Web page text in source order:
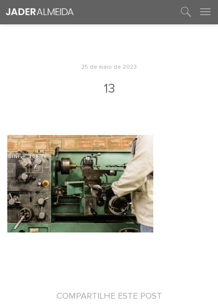
25 de maio de 2023
13
COMPARTILHE ESTE POST